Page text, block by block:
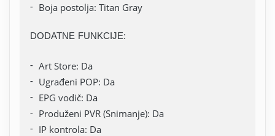
Boja postolja: Titan Gray
DODATNE FUNKCIJE:
Art Store: Da
Ugrađeni POP: Da
EPG vodič: Da
Produženi PVR (Snimanje): Da
IP kontrola: Da